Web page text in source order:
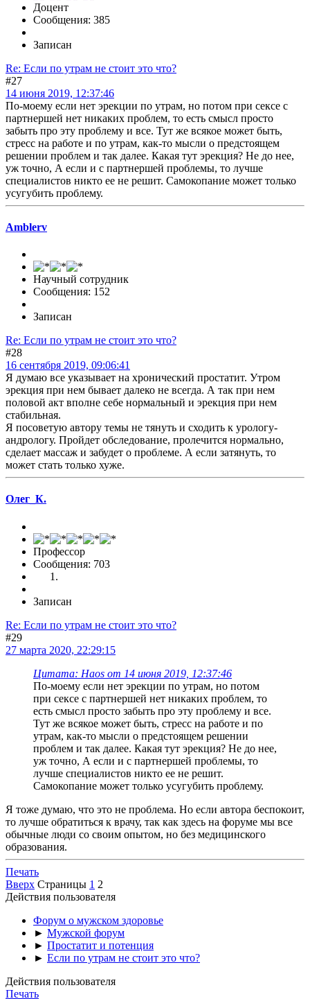
Доцент
Сообщения: 385
Записан
Re: Если по утрам не стоит это что?
#27
14 июня 2019, 12:37:46
По-моему если нет эрекции по утрам, но потом при сексе с
партнершей нет никаких проблем, то есть смысл просто
забыть про эту проблему и все. Тут же всякое может быть,
стресс на работе и по утрам, как-то мысли о предстоящем
решении проблем и так далее. Какая тут эрекция? Не до нее,
уж точно, А если и с партнершей проблемы, то лучше
специалистов никто ее не решит. Самокопание может только
усугубить проблему.
Amblerv
Научный сотрудник
Сообщения: 152
Записан
Re: Если по утрам не стоит это что?
#28
16 сентября 2019, 09:06:41
Я думаю все указывает на хронический простатит. Утром
эрекция при нем бывает далеко не всегда. А так при нем
половой акт вполне себе нормальный и эрекция при нем
стабильная.
Я посоветую автору темы не тянуть и сходить к урологу-
андрологу. Пройдет обследование, пролечится нормально,
сделает массаж и забудет о проблеме. А если затянуть, то
может стать только хуже.
Олег_К.
Профессор
Сообщения: 703
Записан
Re: Если по утрам не стоит это что?
#29
27 марта 2020, 22:29:15
Цитата: Haos от 14 июня 2019, 12:37:46
По-моему если нет эрекции по утрам, но потом
при сексе с партнершей нет никаких проблем, то
есть смысл просто забыть про эту проблему и все.
Тут же всякое может быть, стресс на работе и по
утрам, как-то мысли о предстоящем решении
проблем и так далее. Какая тут эрекция? Не до нее,
уж точно, А если и с партнершей проблемы, то
лучше специалистов никто ее не решит.
Самокопание может только усугубить проблему.
Я тоже думаю, что это не проблема. Но если автора беспокоит,
то лучше обратиться к врачу, так как здесь на форуме мы все
обычные люди со своим опытом, но без медицинского
образования.
Печать
Вверх Страницы 1 2
Действия пользователя
Форум о мужском здоровье
► Мужской форум
► Простатит и потенция
► Если по утрам не стоит это что?
Действия пользователя
Печать